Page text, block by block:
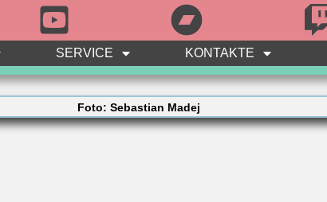
SERVICE KONTAKTE
Foto: Sebastian Madej